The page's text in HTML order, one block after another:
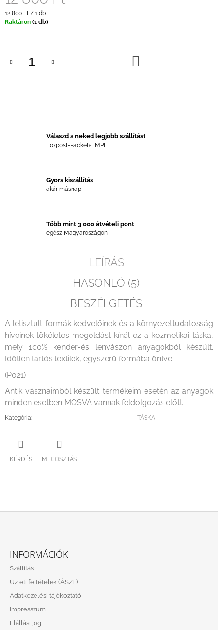
Egységár:
12 800 Ft / 1 db
Raktáron (1 db)
Válaszd a neked legjobb szállítást
Foxpost-Packeta, MPL
Gyors kiszállítás
akár másnap
Több mint 3 000 átvételi pont
egész Magyaroszágon
LEÍRÁS
HASONLÓ (5)
BESZÉLGETÉS
A letisztult formák kedvelőinek és a környezettudatosság
híveinek tökéletes megoldást kínál ez a kozmetikai táska,
mely 100% kender-és lenvászon anyagokból készült.
Időtlen tartós textilek, egyszerű formába öntve.
(P021)
Antik vásznaimból készült termékeim esetén az anyagok
minden esetben MOSVA vannak feldolgozás előtt.
Kategória: TÁSKA
KÉRDÉS MEGOSZTÁS
INFORMÁCIÓK
Szállítás
Üzleti feltételek (ÁSZF)
Adatkezelési tájékoztató
Impresszum
Elállási jog